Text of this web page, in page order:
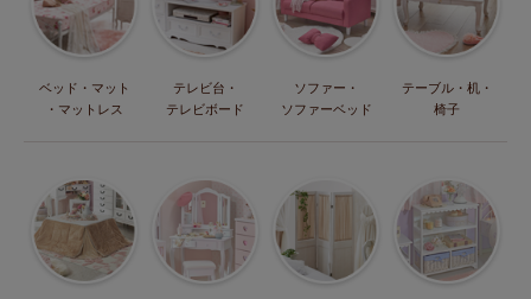
ベッド・マット
・マットレス
テレビ台・
テレビボード
ソファー・
ソファーベッド
テーブル・机・
椅子